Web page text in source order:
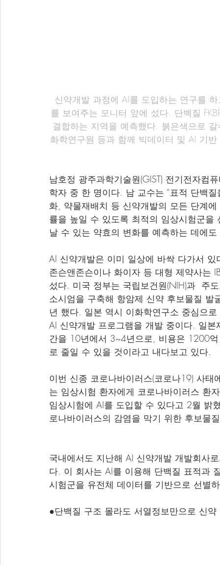
신약개발 과정에 AI를 도입하는 연구를
를 보여주는 모니터 앞에 섰다. 단백질
결합하는 지역을 예측했다. 붉은색으로
화학연구원 등과 함께 빅데이터 및 AI 기
남호정 광주과학기술원(GIST) 전기전자
학자 중 한 명이다. 남 교수는 “표적 단백
화, 약물재배치 등 신약개발의 모든 단계
률을 높일 수 있도록 최적의 임상시험군
날 수 있는 약효의 변화를 예측하는 데에
AI 신약개발은 이미 일상에 바싹 다가서
존슨앤존슨이나 화이자 등 대형 제약사는
섰다. 미국 정부는 국립보건원(NIH)과  주
소시엄을 구축해 항암제 신약 후보물질
년 했다. 일본 역시 이화학연구소 중심으
AI 신약개발 프로그램을 개발 중이다. 일
간을 10년에서 3~4년으로, 비용은 1200
로 줄일 수 있을 것이라고 내다보고 있다.
이번 신종 코로나바이러스(코로나19) 사
는 임상시험 환자에게 코로나바이러스 환
임상시험에 AI를 도입할 수 있다고 2월 밝
로나바이러스의 감염을 막기 위한 후보물
국내에서도 지난해 AI 신약개발 개발회사
다. 이 회사는 AI를 이용해 단백질 표적과
시험군을 유전체 데이터를 기반으로 선별
●단백질 구조 몰라도 서열정보만으로 신